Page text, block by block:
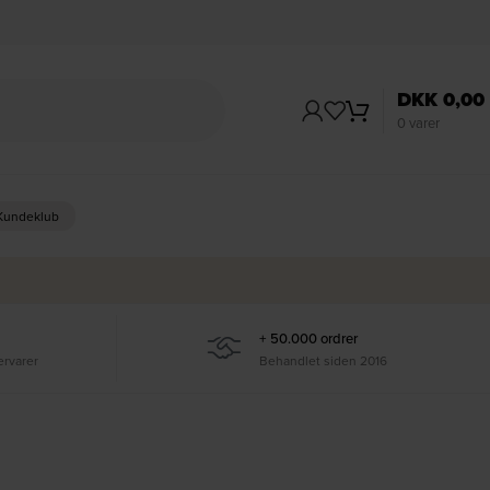
0 varer
DKK0,00
+ 50.000 ordrer
Behandlet siden 2016